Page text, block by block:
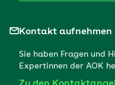
Kontakt aufnehmen
Sie haben Fragen und
Expertinnen der AOK